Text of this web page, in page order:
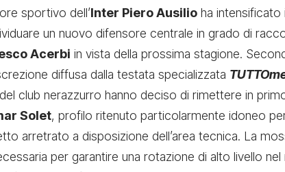
sportivo dell’Inter Piero Ausilio ha
un nuovo difensore centrale in grado di
Acerbi in vista della prossima stagione.
diffusa dalla testata specializzata
club nerazzurro hanno deciso di rimettere in
Solet, profilo ritenuto particolarmente idoneo
arretrato a disposizione dell’area tecnica. La
per garantire una rotazione di alto livello nel